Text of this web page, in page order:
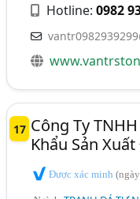
Hotline:0982
17 Công Ty
Khẩu Sản
Được xác minh